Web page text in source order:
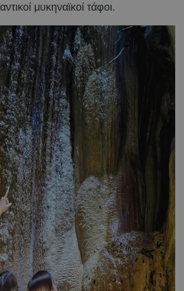
μυκηναϊκοί τάφοι.